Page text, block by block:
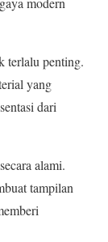
terlalu penting.
yang
dari
alami.
tampilan